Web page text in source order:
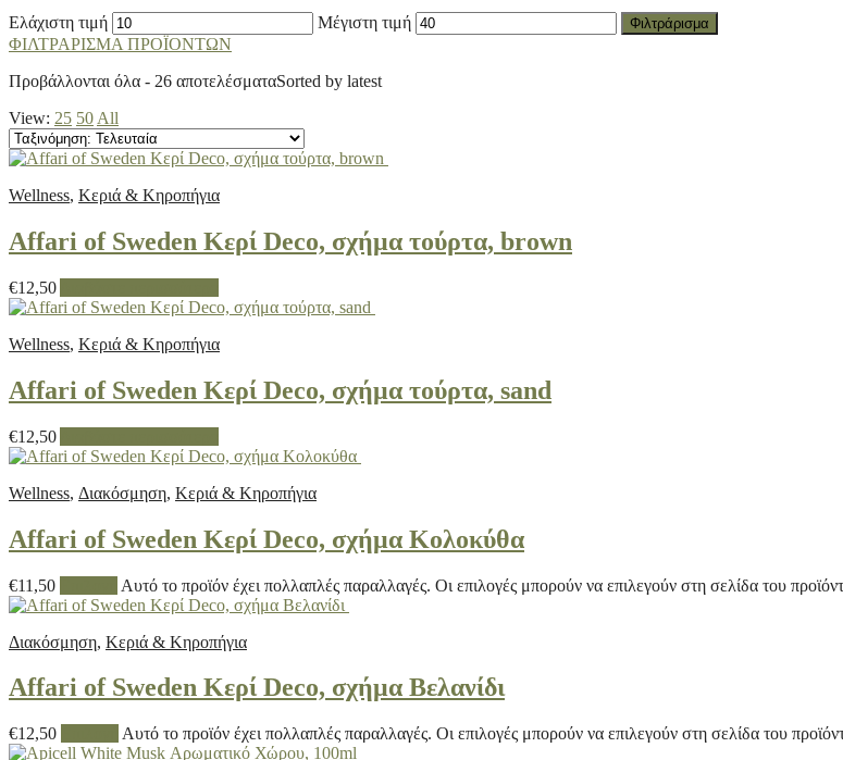
Ελάχιστη τιμή Μέγιστη τιμή Φιλτράρισμα
ΦΙΛΤΡΑΡΙΣΜΑ ΠΡΟΪΟΝΤΩΝ
Προβάλλονται όλα - 26 αποτελέσματαSorted by latest
View: 25 50 All
Wellness, Κεριά & Κηροπήγια
Affari of Sweden Κερί Deco, σχήμα τούρτα, brown
€12,50
Wellness, Κεριά & Κηροπήγια
Affari of Sweden Κερί Deco, σχήμα τούρτα, sand
€12,50
Wellness, Διακόσμηση, Κεριά & Κηροπήγια
Affari of Sweden Κερί Deco, σχήμα Κολοκύθα
€11,50 Αυτό το προϊόν έχει πολλαπλές παραλλαγές. Οι επιλογές μπορούν να επιλεγούν στη σελίδα του
Διακόσμηση, Κεριά & Κηροπήγια
Affari of Sweden Κερί Deco, σχήμα Βελανίδι
€12,50 Αυτό το προϊόν έχει πολλαπλές παραλλαγές. Οι επιλογές μπορούν να επιλεγούν στη σελίδα του